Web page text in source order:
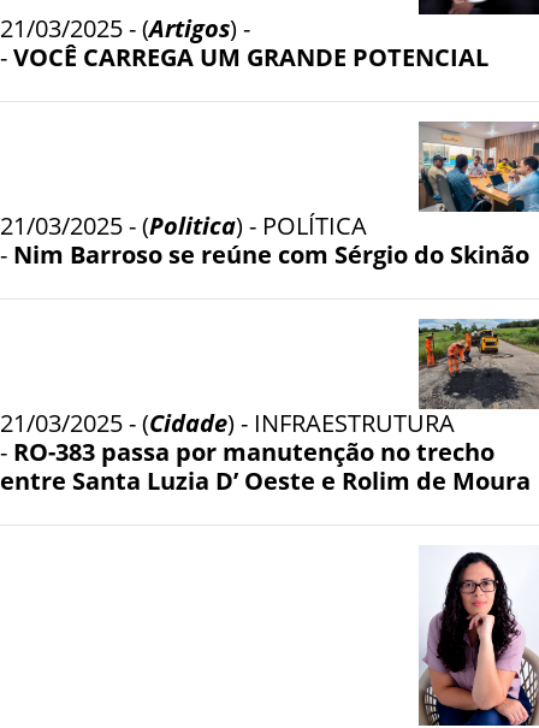
21/03/2025 - (Artigos) -
-VOCÊ CARREGA UM GRANDE POTENCIAL
21/03/2025 - (Politica) - POLÍTICA
- Nim Barroso se reúne com Sérgio do Skinão
21/03/2025 - (Cidade) - INFRAESTRUTURA
- RO-383 passa por manutenção no trecho
entre Santa Luzia D’ Oeste e Rolim de Moura